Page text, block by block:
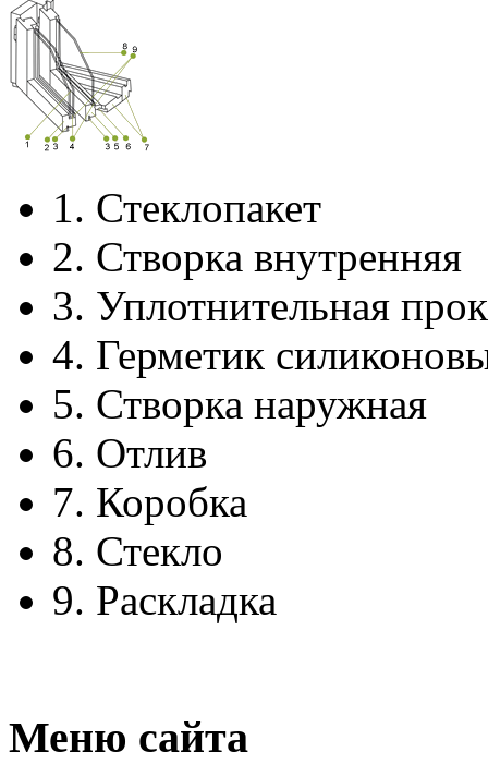
1. Стеклопакет
2. Створка внутренняя
3. Уплотнительная
4. Герметик
5. Створка наружная
6. Отлив
7. Коробка
8. Стекло
9. Раскладка
Меню сайта